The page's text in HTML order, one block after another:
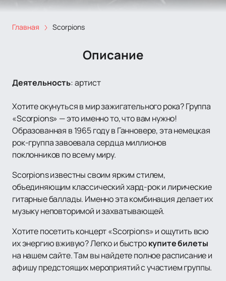
Главная Scorpions
Описание
Деятельность:артист
Хотите окунуться в мир зажигательного рока? Группа
«Scorpions» — это именно то, что вам нужно!
Образованная в 1965 году в Ганновере, эта немецкая
рок-группа завоевала сердца миллионов
поклонников по всему миру.
Scorpions известны своим ярким стилем,
объединяющим классический хард-рок и лирические
гитарные баллады. Именно эта комбинация делает их
музыку неповторимой и захватывающей.
Хотите посетить концерт «Scorpions» и ощутить всю
их энергию вживую? Легко и быстрокупите билеты
на нашем сайте. Там вы найдете полное расписание и
афишу предстоящих мероприятий с участием группы.